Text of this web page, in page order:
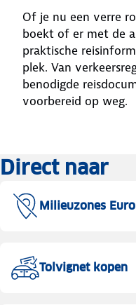
Of je nu een verre
boekt of er met de
praktische
plek. Van
benodigde
voorbereid op weg.
Direct naar
Milieuzones
Tolvignet kopen